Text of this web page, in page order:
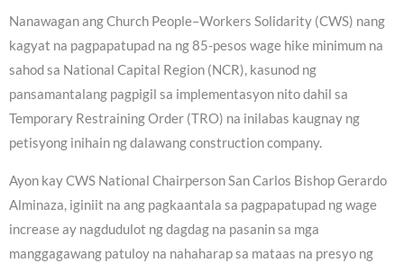
Nanawagan ang Church People–Workers Solidarity (CWS) nang
kagyat na pagpapatupad na ng 85-pesos wage hike minimum na
sahod sa National Capital Region (NCR), kasunod ng
pansamantalang pagpigil sa implementasyon nito dahil sa
Temporary Restraining Order (TRO) na inilabas kaugnay ng
petisyong inihain ng dalawang construction company.
Ayon kay CWS National Chairperson San Carlos Bishop Gerardo
Alminaza, iginiit na ang pagkaantala sa pagpapatupad ng wage
increase ay nagdudulot ng dagdag na pasanin sa mga
manggagawang patuloy na nahaharap sa mataas na presyo ng